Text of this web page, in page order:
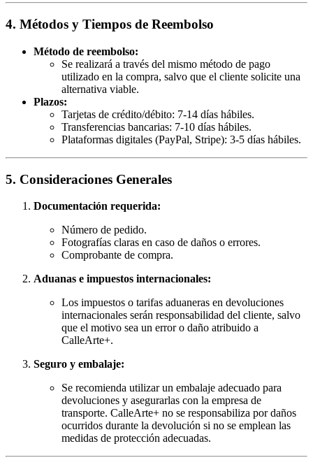
4. Métodos y Tiempos de Reembolso
Método de reembolso:
Se realizará a través del mismo método de pago
utilizado en la compra, salvo que el cliente solicite una
alternativa viable.
Plazos:
Tarjetas de crédito/débito: 7-14 días hábiles.
Transferencias bancarias: 7-10 días hábiles.
Plataformas digitales (PayPal, Stripe): 3-5 días hábiles.
5. Consideraciones Generales
Documentación requerida:
Número de pedido.
Fotografías claras en caso de daños o errores.
Comprobante de compra.
Aduanas e impuestos internacionales:
Los impuestos o tarifas aduaneras en devoluciones
internacionales serán responsabilidad del cliente, salvo
que el motivo sea un error o daño atribuido a
CalleArte+.
Seguro y embalaje:
Se recomienda utilizar un embalaje adecuado para
devoluciones y asegurarlas con la empresa de
transporte. CalleArte+ no se responsabiliza por daños
ocurridos durante la devolución si no se emplean las
medidas de protección adecuadas.